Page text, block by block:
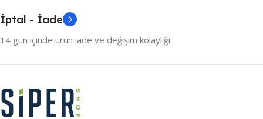
İptal - İade
14 gün içinde ürün iade ve değişim kolaylığı